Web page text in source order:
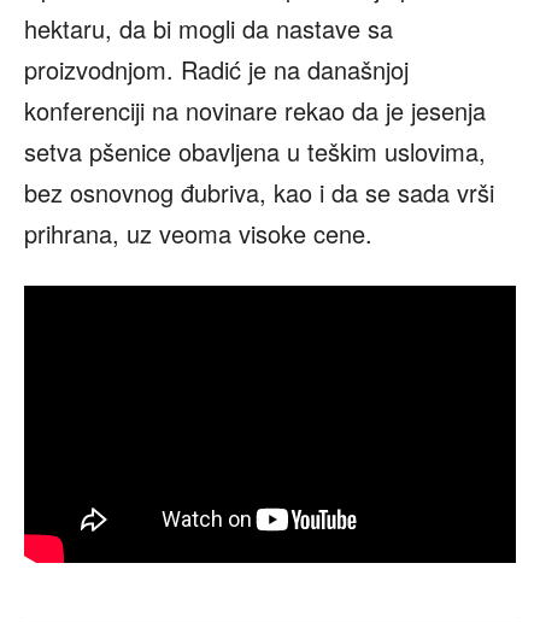
hektaru, da bi mogli da nastave sa
proizvodnjom. Radić je na današnjoj
konferenciji na novinare rekao da je jesenja
setva pšenice obavljena u teškim uslovima,
bez osnovnog đubriva, kao i da se sada vrši
prihrana, uz veoma visoke cene.